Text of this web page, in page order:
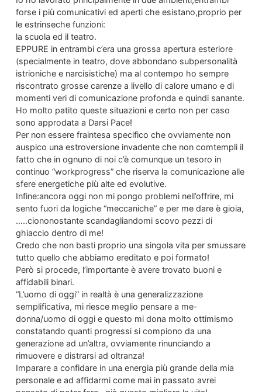
forse i più comunicativi ed aperti che esistano,proprio per
le estrinseche funzioni:
la scuola ed il teatro.
EPPURE in entrambi c’era una grossa apertura esteriore
(specialmente in teatro, dove abbondano subpersonalità
istrioniche e narcisistiche) ma al contempo ho sempre
riscontrato grosse carenze a livello di calore umano e di
momenti veri di comunicazione profonda e quindi sanante.
Ho molto patito queste situazioni e certo non per caso
sono approdata a Darsi Pace!
Per non essere fraintesa specifico che ovviamente non
auspico una estroversione invadente che non comtempli il
fatto che in ognuno di noi c’è comunque un tesoro in
continuo “workprogress” che riserva la comunicazione alle
sfere energetiche più alte ed evolutive.
Infine:ancora oggi non mi pongo problemi nell’offrire, mi
sento fuori da logiche “meccaniche” e per me dare è gioia,
…..ciononostante scandagliandomi scovo pezzi di
ghiaccio dentro di me!
Credo che non basti proprio una singola vita per smussare
tutto quello che abbiamo ereditato e poi formato!
Però si procede, l’importante è avere trovato buoni e
affidabili binari.
“L’uomo di oggi” in realtà è una generalizzazione
semplificativa, mi riesce meglio pensare a me-
donna/uomo di oggi e questo mi dona molto ottimismo
constatando quanti progressi si compiono da una
generazione ad un’altra, ovviamente rinunciando a
rimuovere e distrarsi ad oltranza!
Imparare a confidare in una energia più grande della mia
personale e ad affidarmi come mai in passato avrei